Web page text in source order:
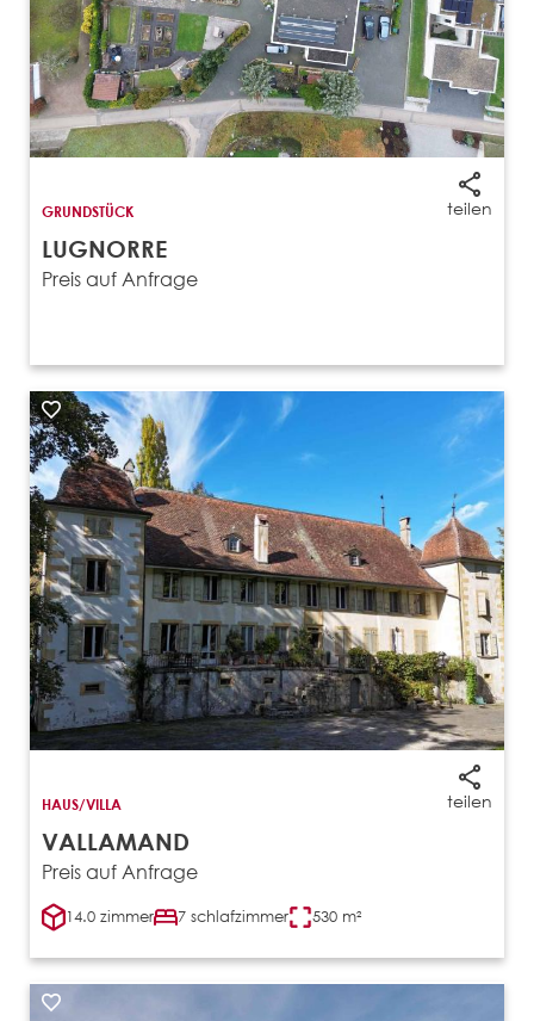
teilen
GRUNDSTÜCK
LUGNORRE
Preis auf Anfrage
teilen
HAUS/VILLA
VALLAMAND
Preis auf Anfrage
14.0 zimmer 7 schlafzimmer 530 m²